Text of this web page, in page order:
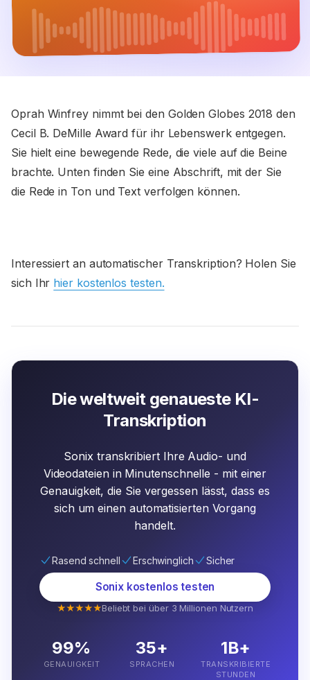
Oprah Winfrey nimmt bei den Golden Globes 2018 den
Cecil B. DeMille Award für ihr Lebenswerk entgegen.
Sie hielt eine bewegende Rede, die viele auf die Beine
brachte. Unten finden Sie eine Abschrift, mit der Sie
die Rede in Ton und Text verfolgen können.
Interessiert an automatischer Transkription? Holen Sie
sich Ihr hier kostenlos testen.
Die weltweit genaueste KI-
Transkription
Sonix transkribiert Ihre Audio- und
Videodateien in Minutenschnelle - mit einer
Genauigkeit, die Sie vergessen lässt, dass es
sich um einen automatisierten Vorgang
handelt.
Rasend schnell Erschwinglich Sicher
Sonix kostenlos testen
★★★★★Beliebt bei über 3 Millionen Nutzern
99%
GENAUIGKEIT
35+
SPRACHEN
1B+
TRANSKRIBIERTE
STUNDEN